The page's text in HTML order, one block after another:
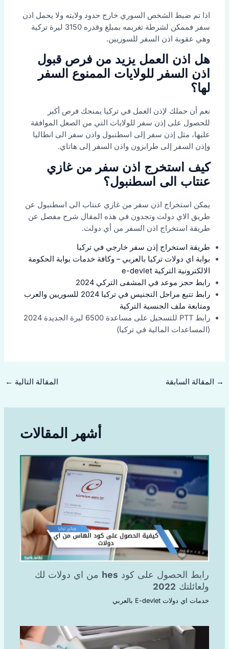
اذا تم ضبط الشخص السوري خارج حدود ولايته ولا يحمل اذن
سفر فممكن لشرطة تغريمه بمبلغ وقدره 3150 ليرة تركية
وهي عقوبة اذن السفر للسوريين.
هل اذن العمل يزيد من فرص قبول
اذن السفر للولايات الممنوع السفر
لها؟
نعم أن حملك لإذن العمل في تركيا يمنحك فرص أكبر
للحصول على إذن سفر للولايات التي من الصعل الموافقة
عليها، مثل إذن سفر إلى اسطنبول واذن سفر الى انطاليا
وإذن السفر إلى طرابزون واذن السفر إلى هاتاي.
كيف استخرج اذن سفر من غازي
عنتاب الى اسطنبول؟
يمكن استخراج اذن سفر من غازي عنتاب الى اسطنبول عن
طريق الاي دولت وتجدون في هذه المقال شرح مفصل عن
طريقة استخراج اذن السفر من أي دولت.
طريقة استخراج إذن سفر خارجي في تركيا
بوابة اي دولات تركيا بالعربي – وكافة خدمات بوابة الحكومة
الالكترونية التركية e-devlet
رابط حجز موعد في المشفى التركي 2024
رابط تتبع مراحل التجنيس في تركيا 2024 للسوريين والعرب
ومتابعة ملف الجنسية التركية
رابط PTT للتسجيل على مساعدة 6500 ليرة الجديدة 2024
(المساعدات المالية في تركيا)
→ المقالة السابقة المقالة التالية ←
أشهر المقالات
رابط الحصول على كود hes من اي دولات لك
ولعائلتك 2022
خدمات اي دولات E-devlet بالعربي